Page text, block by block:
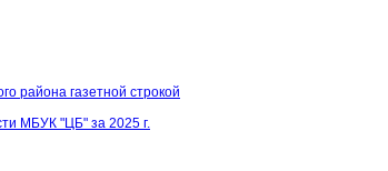
района газетной строкой
МБУК "ЦБ" за 2025 г.